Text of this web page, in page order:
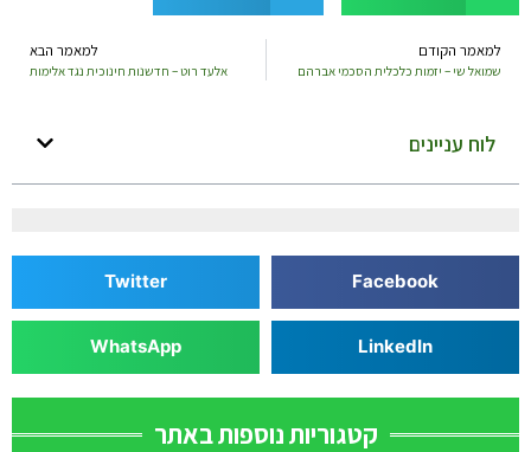
למאמר הקודם
שמואל שי – יזמות כלכלית הסכמי אברהם
למאמר הבא
אלעד רוט – חדשנות חינוכית נגד אלימות
לוח עניינים
Facebook
Twitter
LinkedIn
WhatsApp
קטגוריות נוספות באתר